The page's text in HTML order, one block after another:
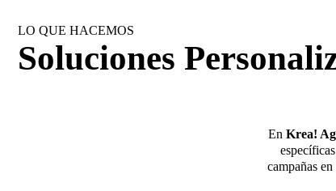
LO QUE HACEMOS
Soluciones
En Krea!
campañas